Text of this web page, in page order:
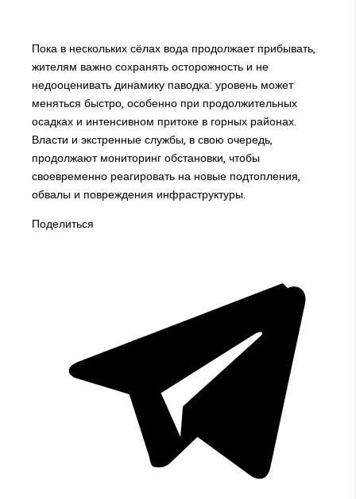
Пока в нескольких сёлах вода продолжает прибывать,
жителям важно сохранять осторожность и не
недооценивать динамику паводка: уровень может
меняться быстро, особенно при продолжительных
осадках и интенсивном притоке в горных районах.
Власти и экстренные службы, в свою очередь,
продолжают мониторинг обстановки, чтобы
своевременно реагировать на новые подтопления,
обвалы и повреждения инфраструктуры.
Поделиться